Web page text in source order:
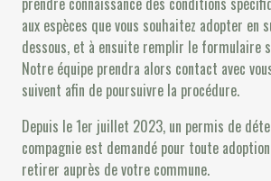
aux espèces que vous souhaitez adopter en
dessous, et à ensuite remplir le formulaire
Notre équipe prendra alors contact avec
suivent afin de poursuivre la procédure.
Depuis le 1er juillet 2023, un permis de
compagnie est demandé pour toute
retirer auprès de votre commune.